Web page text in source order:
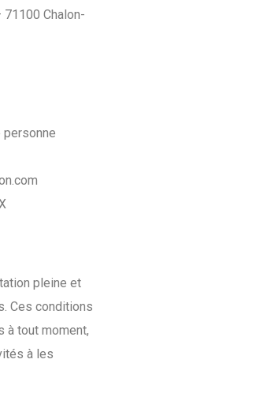
Chalon-
personne
pleine et
Ces conditions
à tout moment,
à les